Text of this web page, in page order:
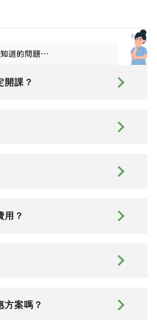
開課？
用？
方案嗎？